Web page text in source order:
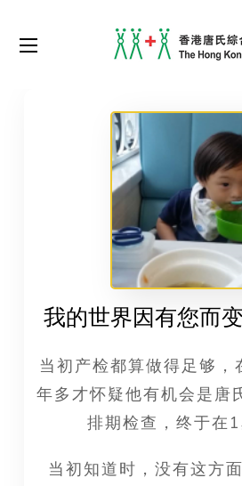
我的世界因有您而
当初产检都算做得足够，
年多才怀疑他有机会是唐
排期检查，终于在1
当初知道时，没有这方